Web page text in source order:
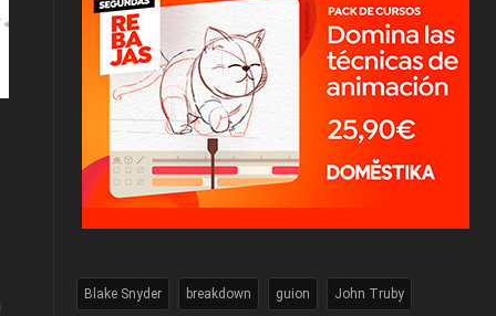
Blake Snyder breakdown guion John Truby